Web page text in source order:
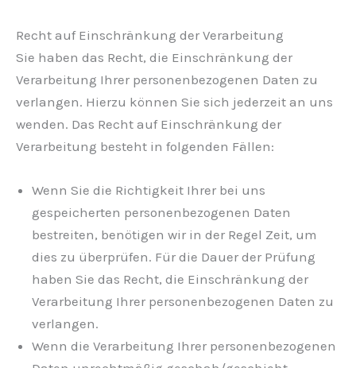
Recht auf Einschränkung der Verarbeitung
Sie haben das Recht, die Einschränkung der
Verarbeitung Ihrer personenbezogenen Daten zu
verlangen. Hierzu können Sie sich jederzeit an uns
wenden. Das Recht auf Einschränkung der
Verarbeitung besteht in folgenden Fällen:
Wenn Sie die Richtigkeit Ihrer bei uns
gespeicherten personenbezogenen Daten
bestreiten, benötigen wir in der Regel Zeit, um
dies zu überprüfen. Für die Dauer der Prüfung
haben Sie das Recht, die Einschränkung der
Verarbeitung Ihrer personenbezogenen Daten zu
verlangen.
Wenn die Verarbeitung Ihrer personenbezogenen